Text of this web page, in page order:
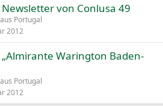
von Conlusa 49
Portugal
2012
Warington Baden-
Portugal
2012